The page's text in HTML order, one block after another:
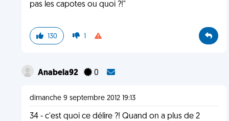
pas les capotes ou quoi ?!"
130 1
Anabela92 0
dimanche 9 septembre 2012 19:13
34 - c'est quoi ce délire ?! Quand on a plus de 2